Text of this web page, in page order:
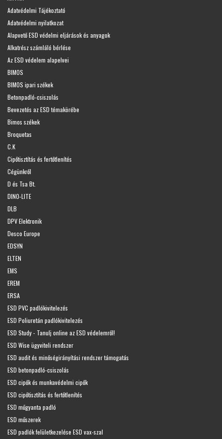
Adatvédelmi Tájékoztató
Adatvédelmi nyilatkozat
Alapvető ESD védelmi eljárások és anyagok
Alkatrész számláló bérlése
Az ESD védelem alapelvei
BIMOS
BIMOS ipari székek
Betonpadló-csiszolás
Bevezetés az ESD témakörébe
Bimos székek
Broquetas
C.K
Cipőtisztítás és fertőtlenítés
Cégünkről
D és Tsa Bt.
DINO-LITE
DLB
DPV Elektronik
Desco Europe
EDSYN
ELTEN
EMS
EREM
ERSA
ESD PVC padlókivitelezés
ESD Poliuretán padlókivitelezés
ESD Study - Tanulj online az ESD védelemről!
ESD Wise ügyviteli rendszer
ESD audit és minőségirányítási rendszer támogatás
ESD betonpadló-csiszolás
ESD cipők és munkavédelmi cipők
ESD cipőtisztítás és fertőtlenítés
ESD műgyanta padló
ESD műszerek
ESD padlók felületkezelése ESD vax-szal